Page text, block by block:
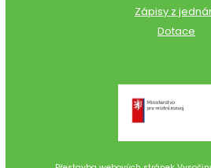
Zápisy z
Dotace